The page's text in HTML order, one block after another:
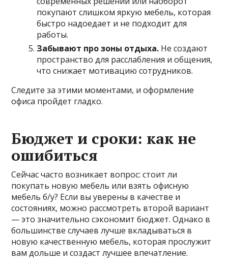
покупают слишком яркую мебель, которая
быстро надоедает и не подходит для
работы.
Забывают про зоны отдыха. Не создают
пространство для расслабления и общения,
что снижает мотивацию сотрудников.
Следите за этими моментами, и оформление
офиса пройдет гладко.
Бюджет и сроки: как не
ошибиться
Сейчас часто возникает вопрос: стоит ли
покупать новую мебель или взять офисную
мебель б/у? Если вы уверены в качестве и
состояниях, можно рассмотреть второй вариант
— это значительно сэкономит бюджет. Однако в
большинстве случаев лучше вкладываться в
новую качественную мебель, которая прослужит
вам дольше и создаст лучшее впечатление.